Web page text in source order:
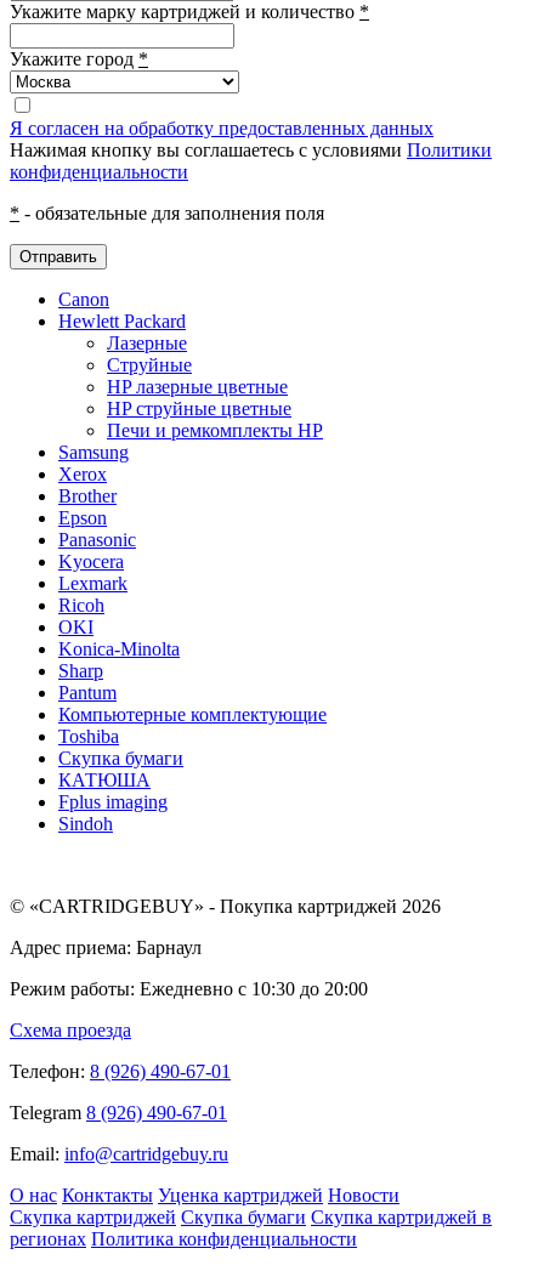
Укажите марку картриджей и количество *
Укажите город *
Я согласен на обработку предоставленных данных
Нажимая кнопку вы соглашаетесь с условиями Политики
конфиденциальности
* - обязательные для заполнения поля
Отправить
Canon
Hewlett Packard
Лазерные
Струйные
HP лазерные цветные
HP струйные цветные
Печи и ремкомплекты HP
Samsung
Xerox
Brother
Epson
Panasonic
Kyocera
Lexmark
Ricoh
OKI
Konica-Minolta
Sharp
Pantum
Компьютерные комплектующие
Toshiba
Скупка бумаги
КАТЮША
Fplus imaging
Sindoh
© «CARTRIDGEBUY» - Покупка картриджей 2026
Адрес приема: Барнаул
Режим работы: Ежедневно с 10:30 до 20:00
Схема проезда
Телефон: 8 (926) 490-67-01
Telegram 8 (926) 490-67-01
Email: info@cartridgebuy.ru
О нас Конктакты Уценка картриджей Новости
Скупка картриджей Скупка бумаги Скупка картриджей в
регионах Политика конфиденциальности